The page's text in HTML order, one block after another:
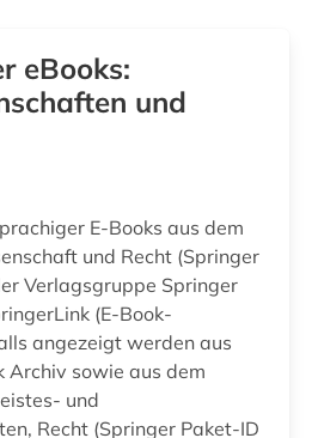
(2)
(1)
international accounting standards (1)
eBooks:
und
E-Books aus dem
und Recht (Springer
Verlagsgruppe Springer
(E-Book-
angezeigt werden aus
Archiv sowie aus dem
und
Recht (Springer Paket-ID